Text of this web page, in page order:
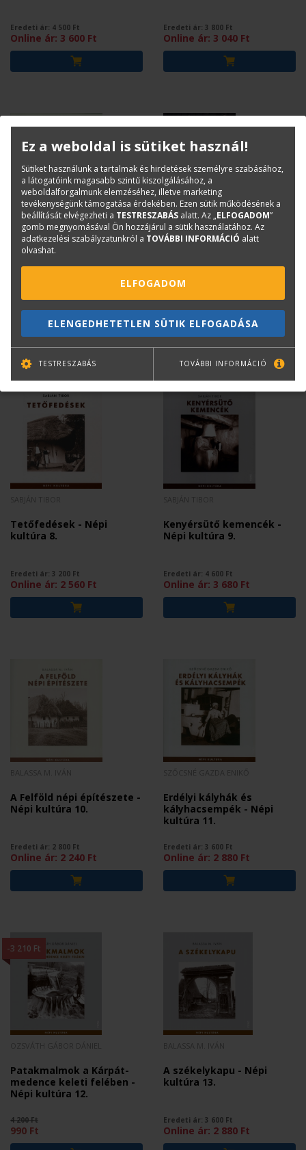
Eredeti ár: 4 500 Ft
Online ár: 3 600 Ft
Eredeti ár: 3 800 Ft
Online ár: 3 040 Ft
SABJÁN TIBOR-LENGYELNÉ KISS
KATALIN- LENGYEL KÁROLY
Öntöttvas kályhák - Népi
Eredeti ár:3 800Ft
Online ár:3 040Ft
MEDNYÁNSZKY MIKLÓS
Eredeti ár:4 200Ft
Online ár:3 360Ft
Tetőfedések - Népi
kultúra 8.
Eredeti ár: 3 200 Ft
Online ár: 2 560 Ft
Kenyérsütő kemencék -
Népi kultúra 9.
Eredeti ár: 4 600 Ft
Online ár: 3 680 Ft
A Felföld népi építészete -
Népi kultúra 10.
Eredeti ár: 2 800 Ft
Online ár: 2 240 Ft
Erdélyi kályhák és
kályhacsempék - Népi
kultúra 11.
Eredeti ár: 3 600 Ft
Online ár: 2 880 Ft
-3 210 Ft
Patakmalmok a Kárpát-
medence keleti felében -
Népi kultúra 12.
4 200 Ft
990 Ft
A székelykapu - Népi
kultúra 13.
Eredeti ár: 3 600 Ft
Online ár: 2 880 Ft
Ez a weboldal is sütiket használ!
Sütiket használunk a tartalmak és hirdetések személyre szabásához,
a látogatóink magasabb szintű kiszolgálásához, a
weboldalforgalmunk elemzéséhez, illetve marketing
tevékenységünk támogatása érdekében. Ezen sütik működésének a
beállítását elvégezheti a TESTRESZABÁS alatt. Az „ELFOGADOM”
gomb megnyomásával Ön hozzájárul a sütik használatához. Az
adatkezelési szabályzatunkról a TOVÁBBI INFORMÁCIÓ alatt
olvashat.
ELFOGADOM
ELENGEDHETETLEN SÜTIK ELFOGADÁSA
TESTRESZABÁS TOVÁBBI INFORMÁCIÓ